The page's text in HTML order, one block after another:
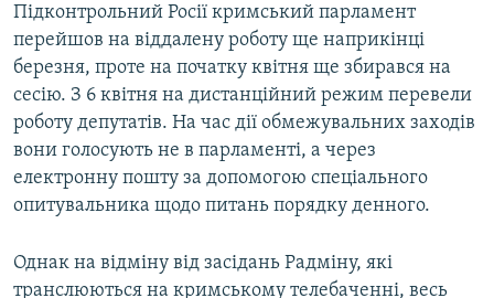
Підконтрольний Росії кримський парламент
перейшов на віддалену роботу ще наприкінці
березня, проте на початку квітня ще збирався на
сесію. З 6 квітня на дистанційний режим перевели
роботу депутатів. На час дії обмежувальних заходів
вони голосують не в парламенті, а через
електронну пошту за допомогою спеціального
опитувальника щодо питань порядку денного.
Однак на відміну від засідань Радміну, які
транслюються на кримському телебаченні, весь